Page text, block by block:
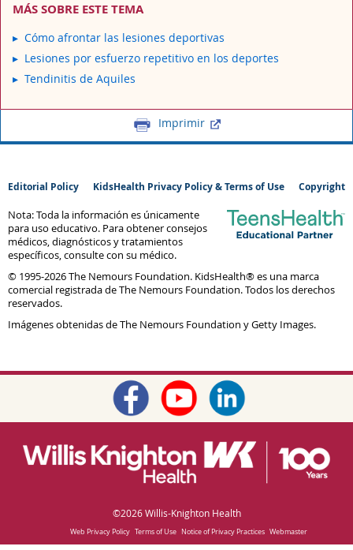
MÁS SOBRE ESTE TEMA
Cómo afrontar las lesiones deportivas
Lesiones por esfuerzo repetitivo en los deportes
Tendinitis de Aquiles
Imprimir
Editorial Policy KidsHealth Privacy Policy & Terms of Use Copyright
Nota: Toda la información es únicamente
para uso educativo. Para obtener consejos
médicos, diagnósticos y tratamientos
específicos, consulte con su médico.
© 1995-2026 The Nemours Foundation. KidsHealth® es una marca
comercial registrada de The Nemours Foundation. Todos los derechos
reservados.
Imágenes obtenidas de The Nemours Foundation y Getty Images.
©2026 Willis-Knighton Health
Web Privacy Policy Terms of Use Notice of Privacy Practices Webmaster